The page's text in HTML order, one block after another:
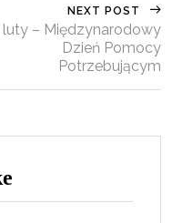
NEXT POST
luty – Międzynarodowy
Dzień Pomocy
Potrzebującym